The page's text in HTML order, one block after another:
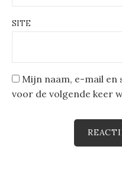
SITE
Mijn naam, e-mail en
voor de volgende keer